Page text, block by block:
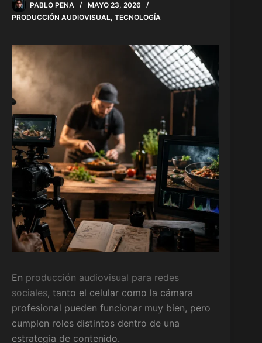
PABLO PENA
MAYO 23, 2026
PRODUCCIÓN AUDIOVISUAL, TECNOLOGÍA
En producción audiovisual para redes
sociales, tanto el celular como la cámara
profesional pueden funcionar muy bien, pero
cumplen roles distintos dentro de una
estrategia de contenido.